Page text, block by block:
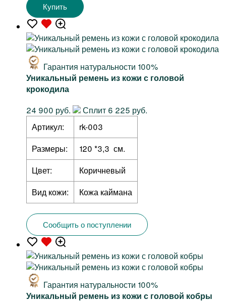
Купить
Гарантия натуральности 100%
Уникальный ремень из кожи с головой
крокодила
24 900 руб.
Сплит 6 225 руб.
Артикул:
rk-003
Размеры:
120 *3,3 см.
Цвет:
Коричневый
Вид кожи:
Кожа каймана
Сообщить о поступлении
Гарантия натуральности 100%
Уникальный ремень из кожи с головой кобры